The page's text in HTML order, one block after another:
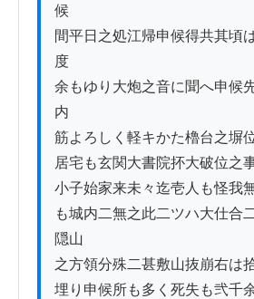
候
間平日之処江帰申候得共其頃
度
余もゆり大炮之音に聞へ申候
内
筋よろしく軽キかた櫓台之塀
居宅も玄関大書院抔大破位之
小子始家来未々迄壱人も怪我
も城内二無之此二ツハ大仕合
隠山
之方領分殊二甚敷山抜崩右は
埋り申候所も多く死失も弐千